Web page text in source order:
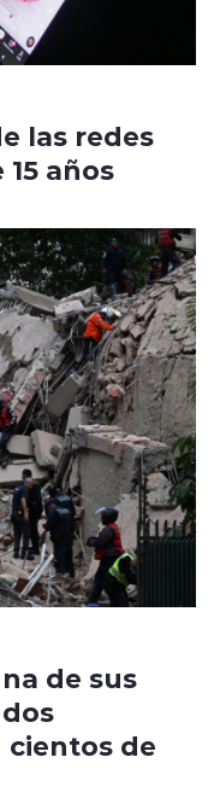
las redes
años
de sus
de